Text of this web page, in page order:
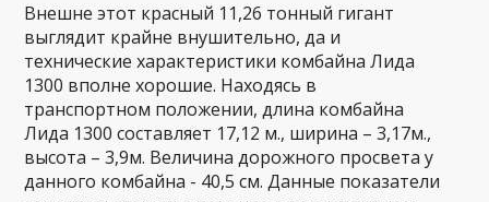
Внешне этот красный 11,26 тонный гигант
выглядит крайне внушительно, да и
технические характеристики комбайна Лида
1300 вполне хорошие. Находясь в
транспортном положении, длина комбайна
Лида 1300 составляет 17,12 м., ширина – 3,17м.,
высота – 3,9м. Величина дорожного просвета у
данного комбайна - 40,5 см. Данные показатели